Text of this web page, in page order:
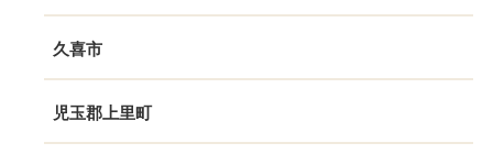
久喜市
児玉郡上里町